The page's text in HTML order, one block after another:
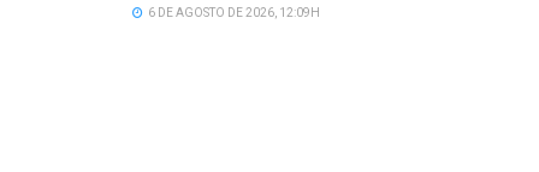
6 DE AGOSTO DE 2026, 12:09H